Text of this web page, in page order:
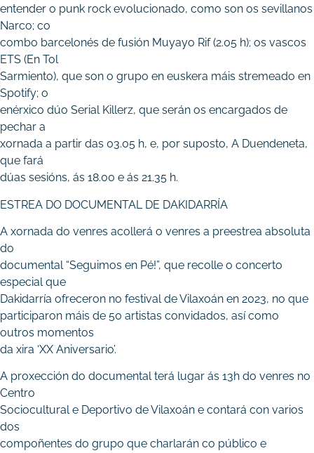
entender o punk rock evolucionado, como son os sevillanos
Narco; co
combo barcelonés de fusión Muyayo Rif (2.05 h); os vascos
ETS (En Tol
Sarmiento), que son o grupo en euskera máis stremeado en
Spotify; o
enérxico dúo Serial Killerz, que serán os encargados de
pechar a
xornada a partir das 03.05 h, e, por suposto, A Duendeneta,
que fará
dúas sesións, ás 18.00 e ás 21.35 h.
ESTREA DO DOCUMENTAL DE DAKIDARRÍA
A xornada do venres acollerá o venres a preestrea absoluta
do
documental “Seguimos en Pé!”, que recolle o concerto
especial que
Dakidarría ofreceron no festival de Vilaxoán en 2023, no que
participaron máis de 50 artistas convidados, así como
outros momentos
da xira ‘XX Aniversario’.
A proxección do documental terá lugar ás 13h do venres no
Centro
Sociocultural e Deportivo de Vilaxoán e contará con varios
dos
compoñentes do grupo que charlarán co público e